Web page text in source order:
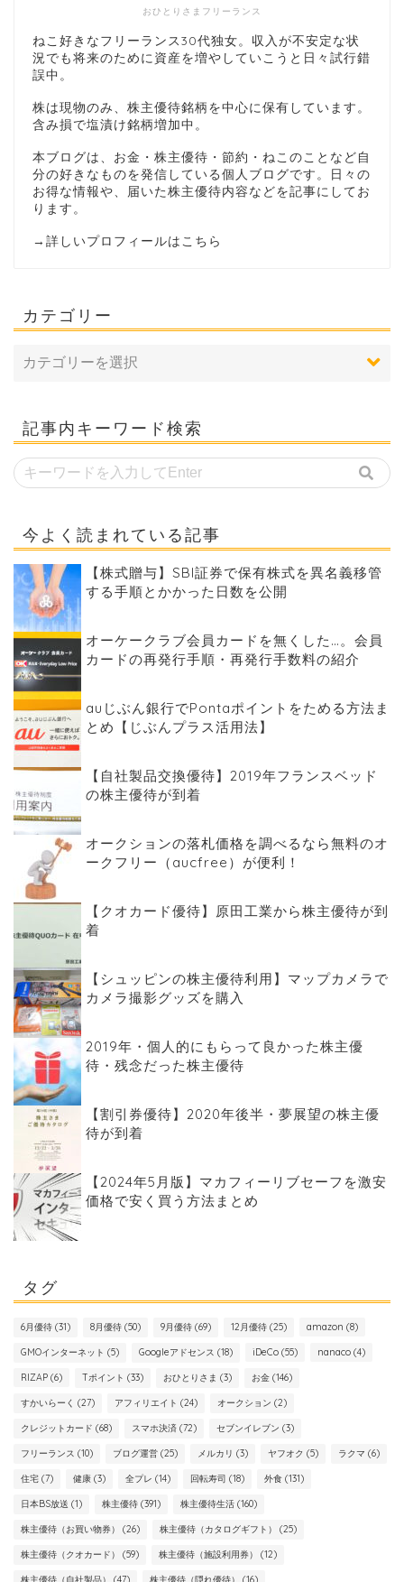
おひとりさまフリーランス
ねこ好きなフリーランス30代独女。収入が不安定な状
況でも将来のために資産を増やしていこうと日々試行錯
誤中。
株は現物のみ、株主優待銘柄を中心に保有しています。
含み損で塩漬け銘柄増加中。
本ブログは、お金・株主優待・節約・ねこのことなど自
分の好きなものを発信している個人ブログです。日々の
お得な情報や、届いた株主優待内容などを記事にしてお
ります。
→ 詳しいプロフィールはこちら
カテゴリー
記事内キーワード検索
今よく読まれている記事
【株式贈与】SBI証券で保有株式を異名義移管
する手順とかかった日数を公開
オーケークラブ会員カードを無くした…。会員
カードの再発行手順・再発行手数料の紹介
auじぶん銀行でPontaポイントをためる方法ま
とめ【じぶんプラス活用法】
【自社製品交換優待】2019年フランスベッド
の株主優待が到着
オークションの落札価格を調べるなら無料のオ
ークフリー（aucfree）が便利！
【クオカード優待】原田工業から株主優待が到
着
【シュッピンの株主優待利用】マップカメラで
カメラ撮影グッズを購入
2019年・個人的にもらって良かった株主優
待・残念だった株主優待
【割引券優待】2020年後半・夢展望の株主優
待が到着
【2024年5月版】マカフィーリブセーフを激安
価格で安く買う方法まとめ
タグ
6月優待 (31) 8月優待 (50) 9月優待 (69) 12月優待 (25) amazon (8)
GMOインターネット (5) Googleアドセンス (18) iDeCo (55) nanaco (4)
RIZAP (6) Tポイント (33) おひとりさま (3) お金 (146)
すかいらーく (27) アフィリエイト (24) オークション (2)
クレジットカード (68) スマホ決済 (72) セブンイレブン (3)
フリーランス (10) ブログ運営 (25) メルカリ (3) ヤフオク (5) ラクマ (6)
住宅 (7) 健康 (3) 全プレ (14) 回転寿司 (18) 外食 (131)
日本BS放送 (1) 株主優待 (391) 株主優待生活 (160)
株主優待（お買い物券） (26) 株主優待（カタログギフト） (25)
株主優待（クオカード） (59) 株主優待（施設利用券） (12)
株主優待（自社製品） (47) 株主優待（隠れ優待） (16)